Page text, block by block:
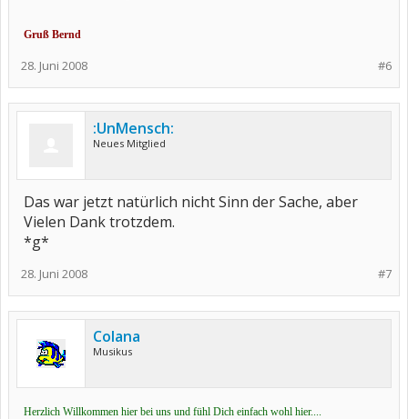
Gruß Bernd
#6
28. Juni 2008
:UnMensch:
Neues Mitglied
Das war jetzt natürlich nicht Sinn der Sache, aber
Vielen Dank trotzdem.
*g*
#7
28. Juni 2008
Colana
Musikus
Herzlich Willkommen hier bei uns und fühl Dich einfach wohl hier....